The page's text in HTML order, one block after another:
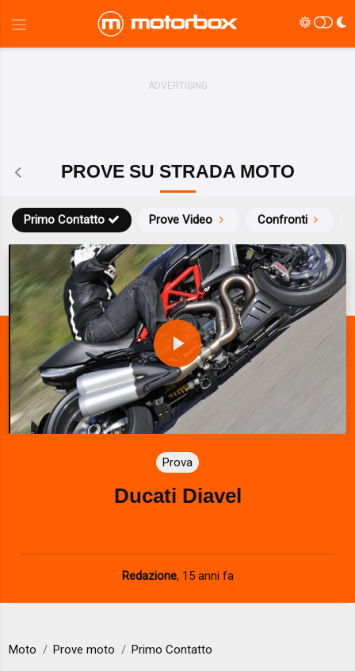
PROVE SU STRADA MOTO
Prove Video Confronti
Primo Contatto
P
l
a
y
V
d
e
o
Prova
Ducati Diavel
Redazione, 15 anni fa
Moto Prove moto Primo Contatto